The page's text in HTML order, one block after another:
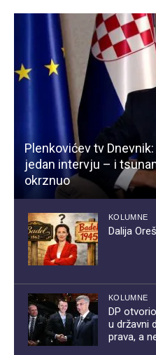
Plenkovićev tv
jedan intervju – i
okrznuo
KOLUMNE
Dalija
KOLUMNE
DP
u državni
prava, a